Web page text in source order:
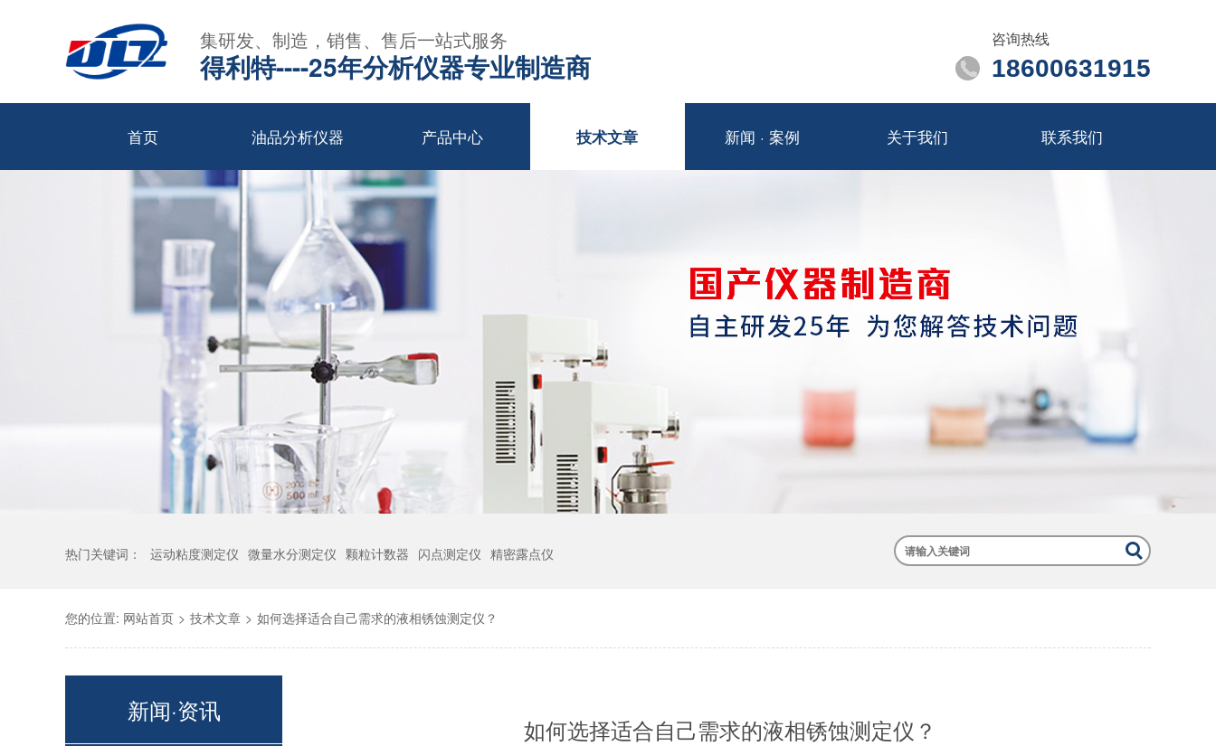
集研发、制造，销售、售后一站式服务
得利特----25年分析仪器专业制造商
咨询热线
18600631915
首页 油品分析仪器 产品中心 技术文章 新闻 · 案例 关于我们 联系我们
热门关键词： 运动粘度测定仪 微量水分测定仪 颗粒计数器 闪点测定仪 精密露点仪
您的位置: 网站首页 > 技术文章 > 如何选择适合自己需求的液相锈蚀测定仪？
如何选择适合自己需求的液相锈蚀测定仪？
新闻·资讯